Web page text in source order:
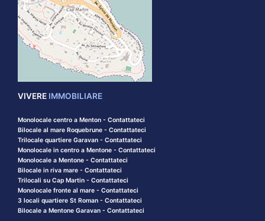
VIVERE IMMOBILIARE
Monolocale centro a Menton - Contattateci
Bilocale al mare Roquebrune - Contattateci
Trilocale quartiere Garavan - Contattateci
Monolocale in centro a Mentone - Contattateci
Monolocale a Mentone - Contattateci
Bilocale in riva mare - Contattateci
Trilocali su Cap Martin - Contattateci
Monolocale fronte al mare - Contattateci
3 locali quartiere St Roman - Contattateci
Bilocale a Mentone Garavan - Contattateci